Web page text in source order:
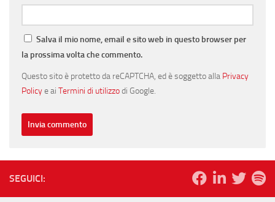
Salva il mio nome, email e sito web in questo browser per
la prossima volta che commento.
Questo sito è protetto da reCAPTCHA, ed è soggetto alla Privacy
Policye ai Termini di utilizzodi Google.
SEGUICI: